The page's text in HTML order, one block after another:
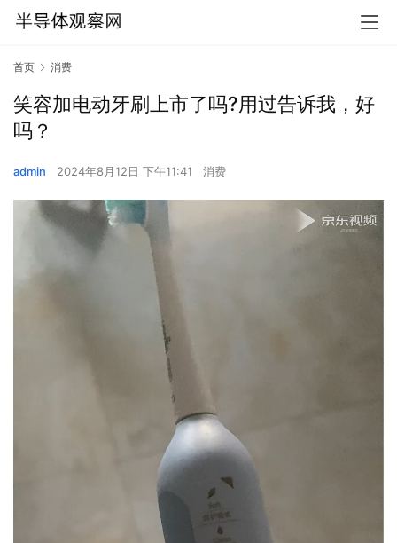
首页 消费
笑容加电动牙刷上市了吗?用过告诉我，好
吗？
admin 2024年8月12日 下午11:41 消费